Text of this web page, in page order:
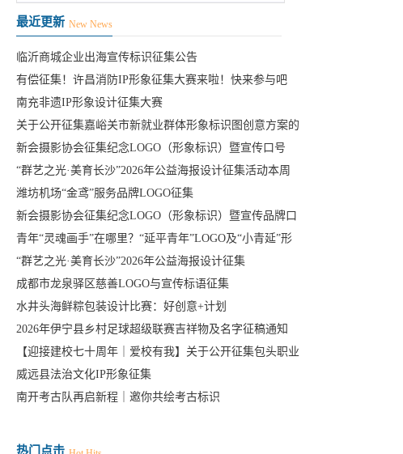
最近更新 New News
临沂商城企业出海宣传标识征集公告
有偿征集！许昌消防IP形象征集大赛来啦！快来参与吧
南充非遗IP形象设计征集大赛
关于公开征集嘉峪关市新就业群体形象标识图创意方案的
通知
新会摄影协会征集纪念LOGO（形象标识）暨宣传口号
“群艺之光·美育长沙”2026年公益海报设计征集活动本周
四开启
潍坊机场“金鸢”服务品牌LOGO征集
新会摄影协会征集纪念LOGO（形象标识）暨宣传品牌口
号活动
青年“灵魂画手”在哪里？“延平青年”LOGO及“小青延”形
象等你设
“群艺之光·美育长沙”2026年公益海报设计征集
成都市龙泉驿区慈善LOGO与宣传标语征集
水井头海鲜粽包装设计比赛：好创意+计划
2026年伊宁县乡村足球超级联赛吉祥物及名字征稿通知
【迎接建校七十周年｜爱校有我】关于公开征集包头职业
技术学院建校
威远县法治文化IP形象征集
南开考古队再启新程｜邀你共绘考古标识
热门点击